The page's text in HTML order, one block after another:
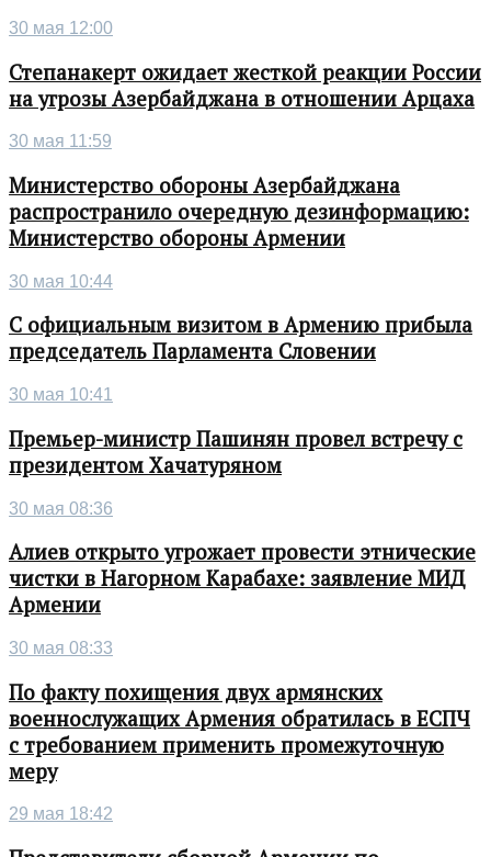
30 мая 12:00
Степанакерт ожидает жесткой реакции России
на угрозы Азербайджана в отношении Арцаха
30 мая 11:59
Министерство обороны Азербайджана
распространило очередную дезинформацию:
Министерство обороны Армении
30 мая 10:44
С официальным визитом в Армению прибыла
председатель Парламента Словении
30 мая 10:41
Премьер-министр Пашинян провел встречу с
президентом Хачатуряном
30 мая 08:36
Алиев открыто угрожает провести этнические
чистки в Нагорном Карабахе: заявление МИД
Армении
30 мая 08:33
По факту похищения двух армянских
военнослужащих Армения обратилась в ЕСПЧ
с требованием применить промежуточную
меру
29 мая 18:42